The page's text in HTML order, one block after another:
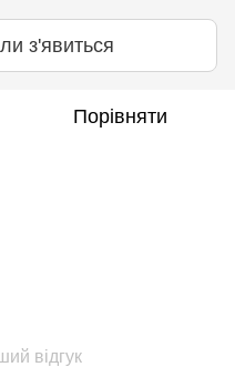
з'явиться
Порівняти
відгук